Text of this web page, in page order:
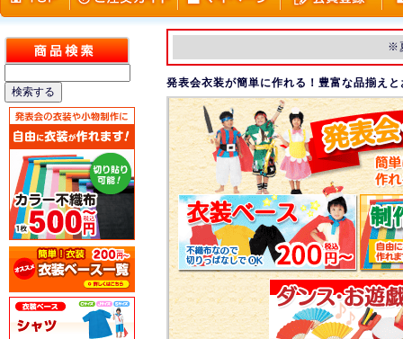
※
発表会衣装が簡単に作れる！豊富な品揃え